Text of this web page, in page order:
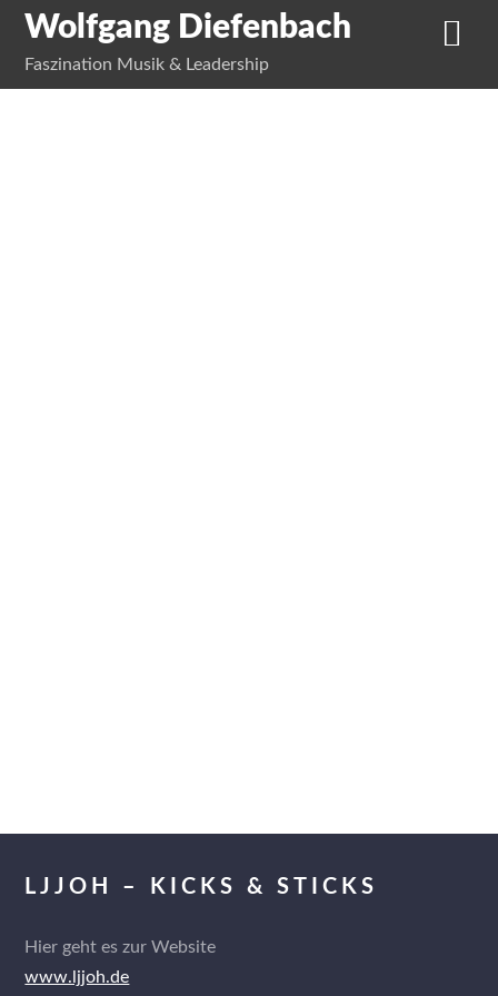
Wolfgang Diefenbach
Faszination Musik & Leadership
LJJOH – KICKS & STICKS
Hier geht es zur Website
www.ljjoh.de